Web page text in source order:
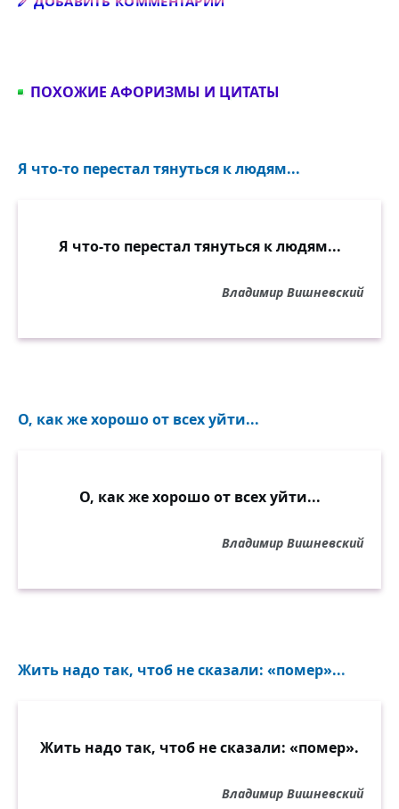
ПОХОЖИЕ АФОРИЗМЫ И ЦИТАТЫ
Я что-то перестал тянуться к людям...
Я что-то перестал тянуться к людям...
Владимир Вишневский
О, как же хорошо от всех уйти...
О, как же хорошо от всех уйти...
Владимир Вишневский
Жить надо так, чтоб не сказали: «помер»...
Жить надо так, чтоб не сказали: «помер».
Владимир Вишневский